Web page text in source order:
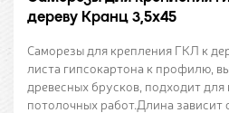
дереву Кранц 3,5x45
Саморезы для крепления ГКЛ к
листа гипсокартона к профилю,
древесных брусков, подходит
потолочных работ.Длина зависит